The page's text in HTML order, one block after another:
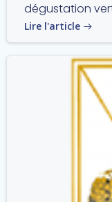
dégustation
Lire l'article